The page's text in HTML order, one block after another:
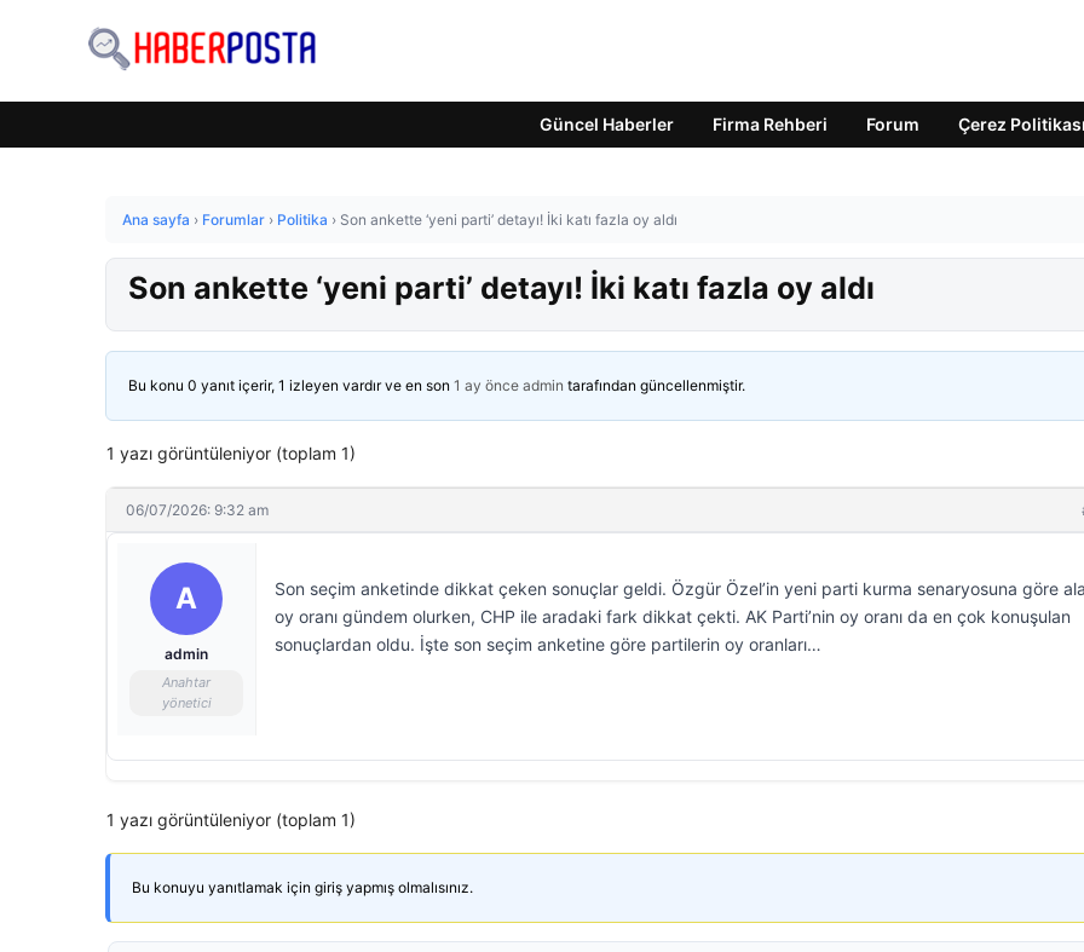
Güncel Haberler Firma Rehberi Forum Çerez Politikası
Ana sayfa › Forumlar › Politika › Son ankette ‘yeni parti’ detayı! İki katı fazla oy aldı
Son ankette ‘yeni parti’ detayı! İki katı fazla oy aldı
Bu konu 0 yanıt içerir, 1 izleyen vardır ve en son 1 ay önce admin tarafından güncellenmiştir.
1 yazı görüntüleniyor (toplam 1)
06/07/2026: 9:32 am
A
admin
Anahtar
yönetici
Son seçim anketinde dikkat çeken sonuçlar geldi. Özgür Özel’in yeni parti kurma senaryosuna göre
oy oranı gündem olurken, CHP ile aradaki fark dikkat çekti. AK Parti’nin oy oranı da en çok konuşulan
sonuçlardan oldu. İşte son seçim anketine göre partilerin oy oranları…
1 yazı görüntüleniyor (toplam 1)
Bu konuyu yanıtlamak için giriş yapmış olmalısınız.